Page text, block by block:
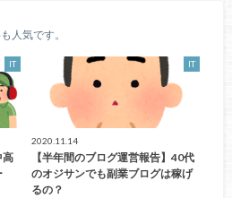
人気です。
IT
高
IT
2020.11.14
【半年間のブログ運営報告】40代
のオジサンでも副業ブログは稼げ
るの？